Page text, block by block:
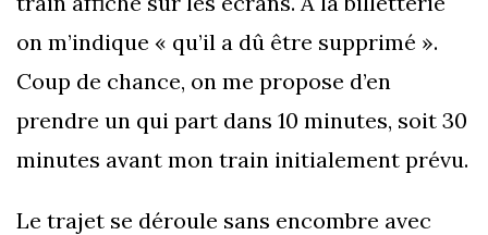
on m’indique « qu’il a dû être supprimé ».
Coup de chance, on me propose d’en
prendre un qui part dans 10 minutes, soit 30
minutes avant mon train initialement prévu.
Le trajet se déroule sans encombre avec